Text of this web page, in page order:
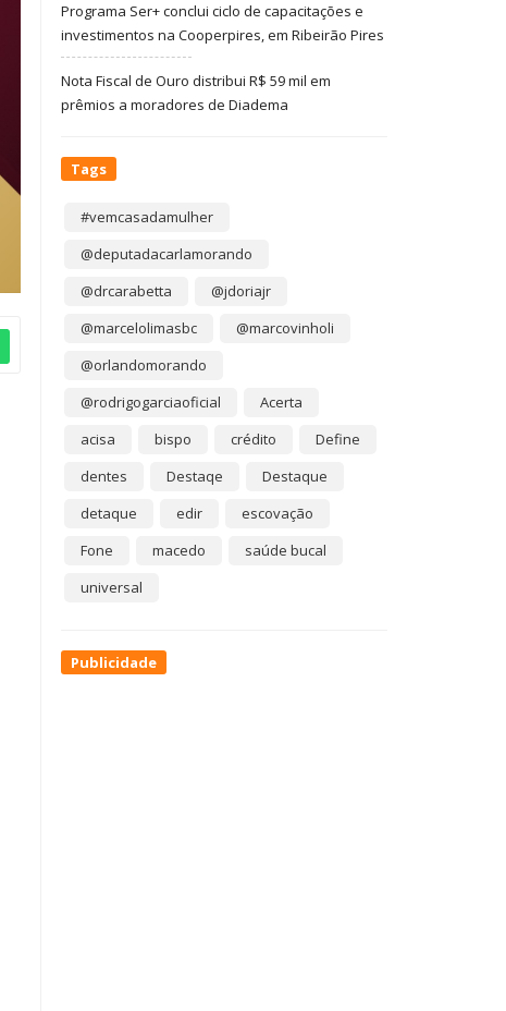
Programa Ser+ conclui ciclo de capacitações e
investimentos na Cooperpires, em Ribeirão Pires
Nota Fiscal de Ouro distribui R$ 59 mil em
prêmios a moradores de Diadema
Tags
#vemcasadamulher
@deputadacarlamorando
@drcarabetta
@jdoriajr
@marcelolimasbc
@marcovinholi
@orlandomorando
@rodrigogarciaoficial
Acerta
acisa
bispo crédito
Define
dentes
Destaqe
Destaque
detaque
edir
escovação
Fone
macedo
saúde bucal
universal
Publicidade